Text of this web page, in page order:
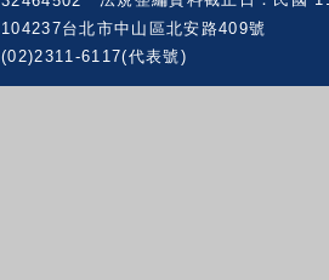
台北市中山區北安路409號
6117(代表號)